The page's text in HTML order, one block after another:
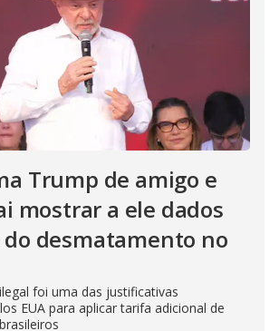
Trump de amigo e
mostrar a ele dados
desmatamento no
foi uma das justificativas
EUA para aplicar tarifa adicional de